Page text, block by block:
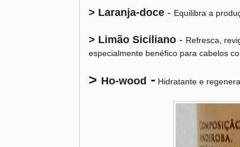
> Laranja-doce - Equilibra a
> Limão Siciliano - Refresca,
especialmente benéfico para cabelos
> Ho-wood - Hidratante e